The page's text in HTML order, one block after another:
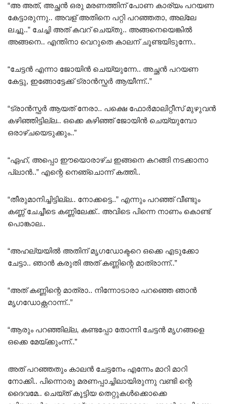
“അ അത്, അച്ഛൻ ഒരു മരണത്തിന് പോണ കാര്യം പറയണ
കേട്ടാരുന്നു.. അവള് അതിനെ പറ്റി പറഞ്ഞതാ, അല്ലേ
ലച്ചൂ..” ചേച്ചി അത് കവറ് ചെയ്തു.. അങ്ങനെയെങ്കിൽ
അങ്ങനെ.. എന്തിനാ വെറുതെ കാലന് ചൂണ്ടയിടുന്നേ..
“ചേട്ടൻ എന്നാ ജോയിൻ ചെയ്യുന്നേ.. അച്ഛൻ പറയണ
കേട്ടു, ഇങ്ങോട്ടേക്ക് ട്രാൻസ്ഫർ ആയീന്ന്..”
“ട്രാൻസ്ഫർ ആയത് നേരാ.. പക്ഷെ ഫോർമാലിറ്റീസ് മുഴുവൻ
കഴിഞ്ഞിട്ടില്ല.. ഒക്കെ കഴിഞ്ഞ് ജോയിൻ ചെയ്യുമ്പോ
ഒരാഴ്ചയെടുക്കും..”
“ഏഹ്, അപ്പൊ ഈയൊരാഴ്ച ഇങ്ങനെ കറങ്ങി നടക്കാനാ
പ്ലാൻ..” എന്റെ നെഞ്ചൊന്ന് കത്തി..
“തീരുമാനിച്ചിട്ടില്ല.. നോക്കട്ടെ..” എന്നും പറഞ്ഞ് വീണ്ടും
കണ്ണ് ചേച്ചീടെ കണ്ണിലേക്ക്.. അവിടെ പിന്നെ നാണം കൊണ്ട്
പൊങ്കാല..
“അഹല്യയിൽ അതിന് മൃഗഡോക്ടറെ ഒക്കെ എടുക്കോ
ചേട്ടാ.. ഞാൻ കരുതി അത് കണ്ണിന്റെ മാത്രാന്ന്..”
“അത് കണ്ണിന്റെ മാത്രാ.. നിന്നോടാരാ പറഞ്ഞെ ഞാൻ
മൃഗഡോക്റ്ററാന്ന്..”
“ആരും പറഞ്ഞില്ല, കണ്ടപ്പോ തോന്നി ചേട്ടൻ മൃഗങ്ങളെ
ഒക്കെ മേയ്ക്കുംന്ന്..”
അത് പറഞ്ഞതും കാലൻ ചേട്ടനേം എന്നേം മാറി മാറി
നോക്കി.. പിന്നൊരു മരണപ്പാച്ചിലായിരുന്നു വണ്ടി ന്റെ
ദൈവമേ.. ചെയ്ത് കൂട്ടിയ തെറ്റുകൾക്കൊക്കെ